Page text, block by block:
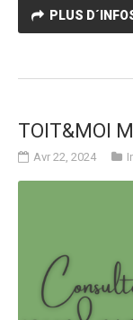
PLUS
TOIT&MOI
Avr 22, 2024